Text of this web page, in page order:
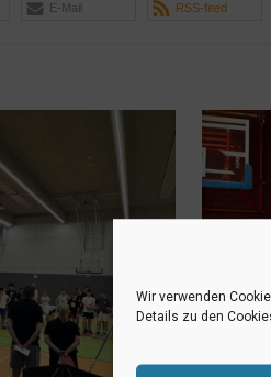
Wir verwenden
Details zu den
E-Mail RSS-feed